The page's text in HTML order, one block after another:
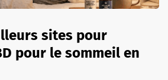
sites pour
pour le sommeil en